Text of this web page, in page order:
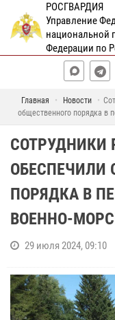
РОСГВАРДИЯ
Управление
национальной
Федерации по
Главная Новости
общественного порядка в
СОТРУДНИКИ
ОБЕСПЕЧИЛИ
ПОРЯДКА В
ВОЕННО-
29 июля 2024, 09:10